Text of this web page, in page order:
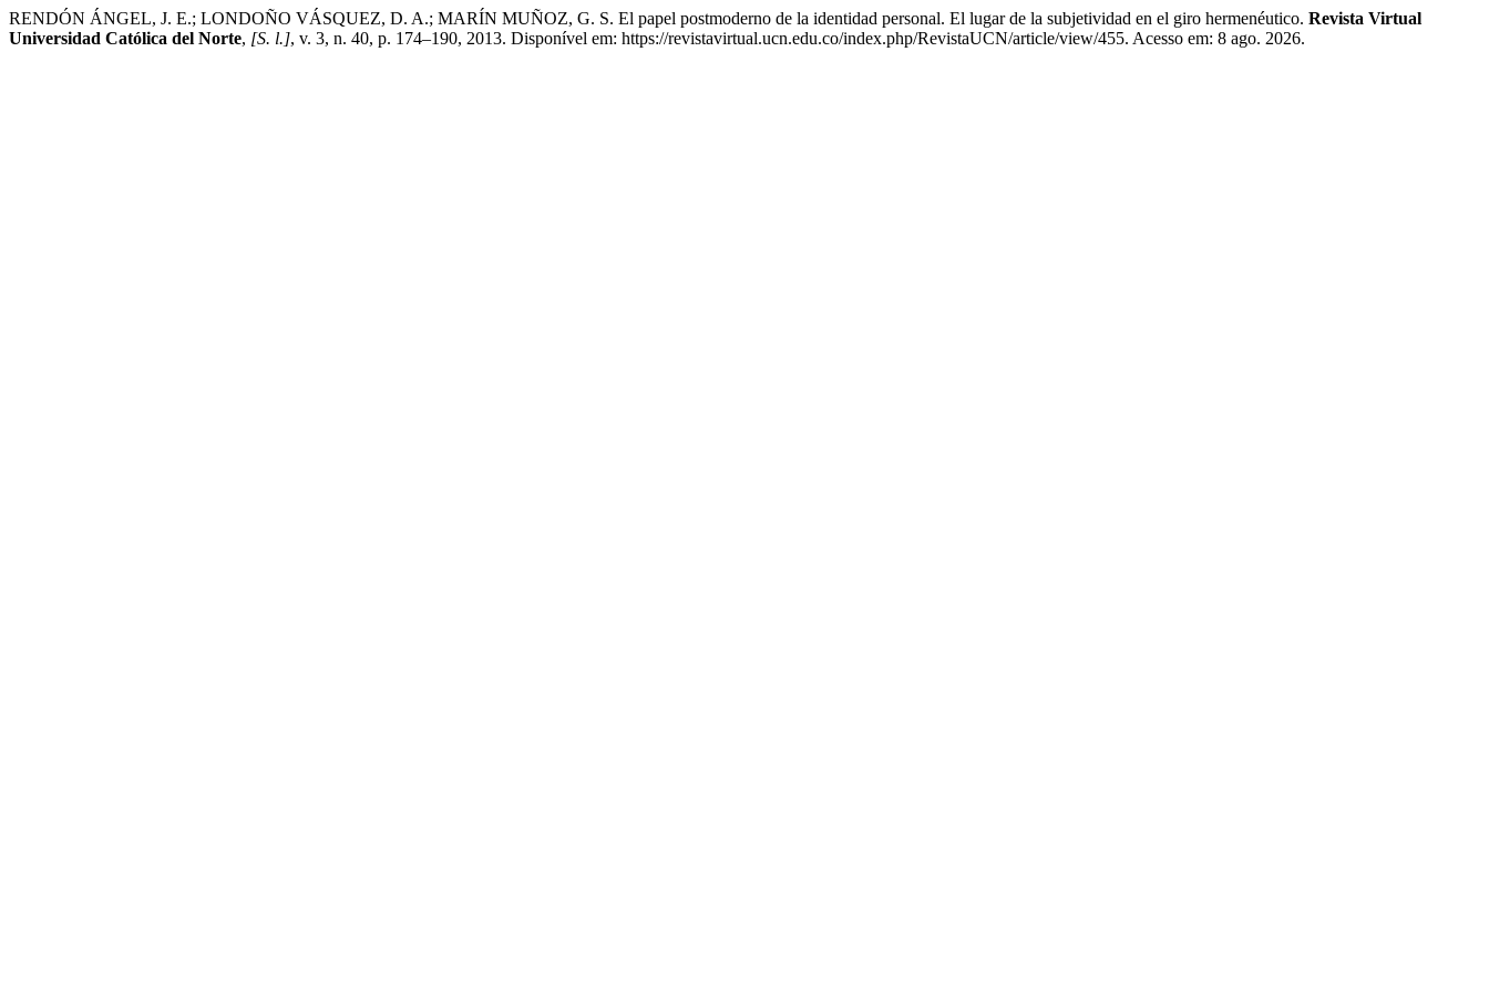
RENDÓN ÁNGEL, J. E.; LONDOÑO VÁSQUEZ, D. A.; MARÍN MUÑOZ, G. S. El papel postmoderno de la identidad personal. El lugar de la subjetividad en el giro hermenéutico. Revista Virtual
Universidad Católica del Norte, [S. l.], v. 3, n. 40, p. 174–190, 2013. Disponível em: https://revistavirtual.ucn.edu.co/index.php/RevistaUCN/article/view/455. Acesso em: 8 ago. 2026.